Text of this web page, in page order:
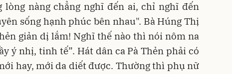
lòng nàng chẳng nghĩ đến ai, chỉ nghĩ đến
sống hạnh phúc bên nhau". Bà Húng Thị
giản dị lắm! Nghĩ thế nào thì nói nôm na
ý nhị, tinh tế”. Hát dân ca Pà Thẻn phải có
hay, mới da diết được. Thường thì phụ nữ